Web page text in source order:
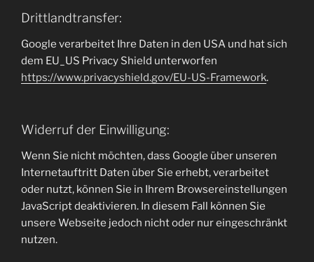
Drittlandtransfer:
Google verarbeitet Ihre Daten in den USA und hat sich
dem EU_US Privacy Shield unterworfen
https://www.privacyshield.gov/EU-US-Framework.
Widerruf der Einwilligung:
Wenn Sie nicht möchten, dass Google über unseren
Internetauftritt Daten über Sie erhebt, verarbeitet
oder nutzt, können Sie in Ihrem Browsereinstellungen
JavaScript deaktivieren. In diesem Fall können Sie
unsere Webseite jedoch nicht oder nur eingeschränkt
nutzen.